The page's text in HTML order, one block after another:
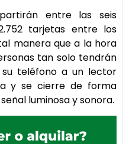
entre las seis
tarjetas entre los
manera que a la hora
tan solo tendrán
teléfono a un lector
y se cierre de forma
luminosa y sonora.